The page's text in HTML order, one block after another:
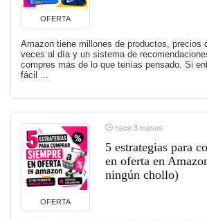
OFERTA
Amazon tiene millones de productos, precios
veces al día y un sistema de
compres más de lo que tenías pensado. Si
fácil ...
OFERTA
hace 3 meses
5 estrategias para
en oferta en
ningún chollo)